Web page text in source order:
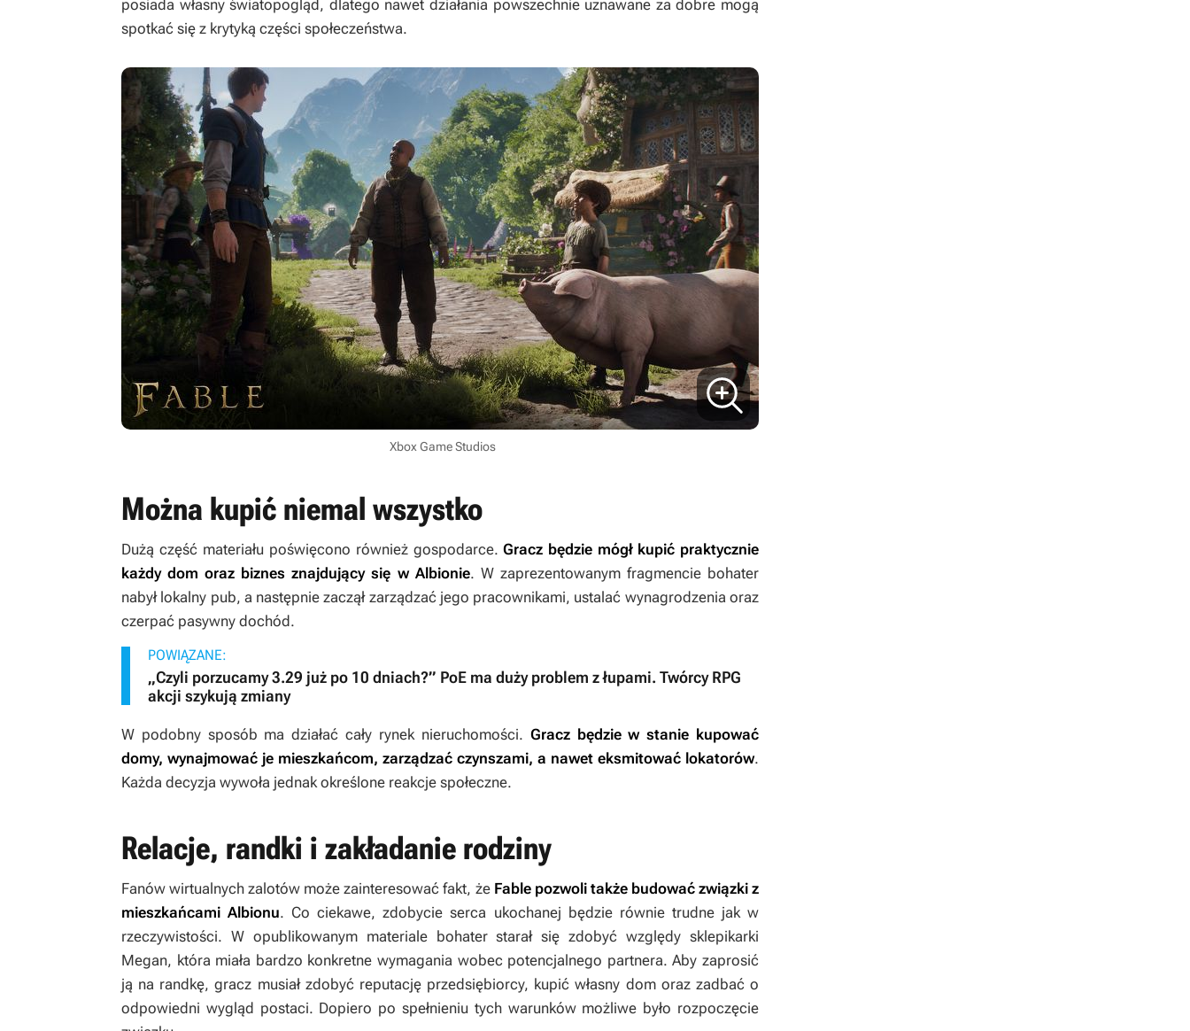
posiada własny światopogląd, dlatego nawet działania powszechnie uznawane za dobre mogą
spotkać się z krytyką części społeczeństwa.
Xbox Game Studios
Można kupić niemal wszystko
Dużą część materiału poświęcono również gospodarce.Gracz będzie mógł kupić praktycznie
każdy dom oraz biznes znajdujący się w Albionie. W zaprezentowanym fragmencie bohater
nabył lokalny pub, a następnie zaczął zarządzać jego pracownikami, ustalać wynagrodzenia oraz
czerpać pasywny dochód.
POWIĄZANE:
„Czyli porzucamy 3.29 już po 10 dniach?” PoE ma duży problem z łupami. Twórcy RPG
akcji szykują zmiany
W podobny sposób ma działać cały rynek nieruchomości. Gracz będzie w stanie kupować
domy, wynajmować je mieszkańcom, zarządzać czynszami, a nawet eksmitować lokatorów.
Każda decyzja wywoła jednak określone reakcje społeczne.
Relacje, randki i zakładanie rodziny
Fanów wirtualnych zalotów może zainteresować fakt, że Fablepozwoli także budować związki z
mieszkańcami Albionu. Co ciekawe, zdobycie serca ukochanej będzie równie trudne jak w
rzeczywistości. W opublikowanym materiale bohater starał się zdobyć względy sklepikarki
Megan, która miała bardzo konkretne wymagania wobec potencjalnego partnera. Aby zaprosić
ją na randkę, gracz musiał zdobyć reputację przedsiębiorcy, kupić własny dom oraz zadbać o
odpowiedni wygląd postaci. Dopiero po spełnieniu tych warunków możliwe było rozpoczęcie